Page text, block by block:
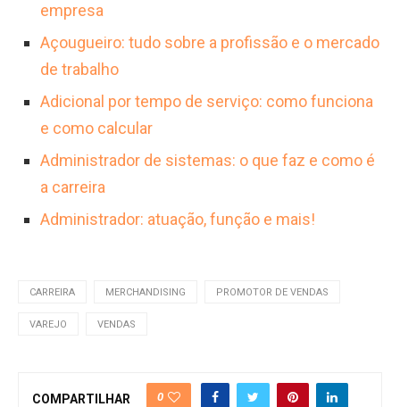
empresa
Açougueiro: tudo sobre a profissão e o mercado
de trabalho
Adicional por tempo de serviço: como funciona
e como calcular
Administrador de sistemas: o que faz e como é
a carreira
Administrador: atuação, função e mais!
CARREIRA MERCHANDISING PROMOTOR DE VENDAS
VAREJO VENDAS
COMPARTILHAR 0